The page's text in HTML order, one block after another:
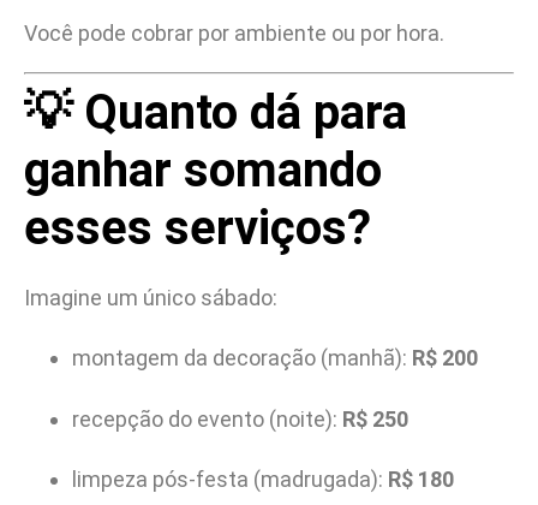
Você pode cobrar por ambiente ou por hora.
💡 Quanto dá para
ganhar somando
esses serviços?
Imagine um único sábado:
montagem da decoração (manhã): R$ 200
recepção do evento (noite): R$ 250
limpeza pós-festa (madrugada): R$ 180